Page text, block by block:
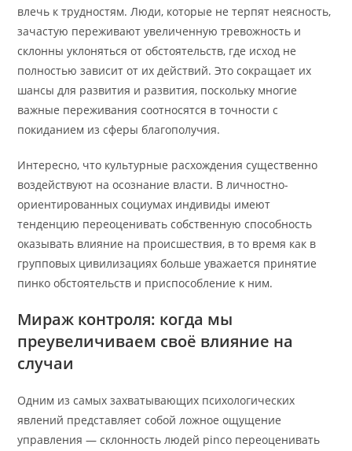
влечь к трудностям. Люди, которые не терпят неясность,
зачастую переживают увеличенную тревожность и
склонны уклоняться от обстоятельств, где исход не
полностью зависит от их действий. Это сокращает их
шансы для развития и развития, поскольку многие
важные переживания соотносятся в точности с
покиданием из сферы благополучия.
Интересно, что культурные расхождения существенно
воздействуют на осознание власти. В личностно-
ориентированных социумах индивиды имеют
тенденцию переоценивать собственную способность
оказывать влияние на происшествия, в то время как в
групповых цивилизациях больше уважается принятие
пинко обстоятельств и приспособление к ним.
Мираж контроля: когда мы
преувеличиваем своё влияние на
случаи
Одним из самых захватывающих психологических
явлений представляет собой ложное ощущение
управления — склонность людей pinco переоценивать